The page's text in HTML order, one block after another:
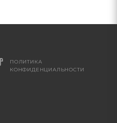
ПОЛИТИКА
КОНФИДЕНЦИАЛЬНОСТИ